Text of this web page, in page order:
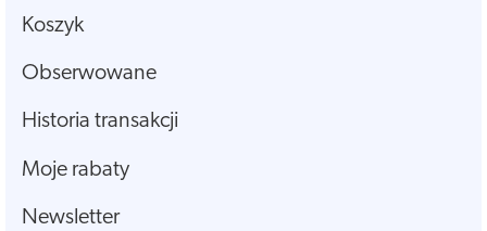
Koszyk
Obserwowane
Historia transakcji
Moje rabaty
Newsletter